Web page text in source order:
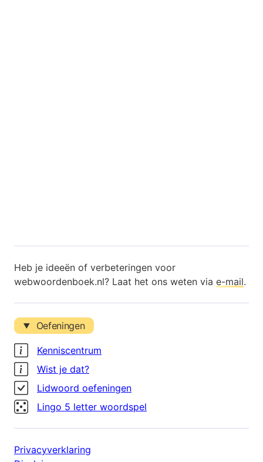
Heb je ideeën of verbeteringen voor
webwoordenboek.nl? Laat het ons weten via e-mail.
Oefeningen
Kenniscentrum
Wist je dat?
Lidwoord oefeningen
Lingo 5 letter woordspel
Privacyverklaring